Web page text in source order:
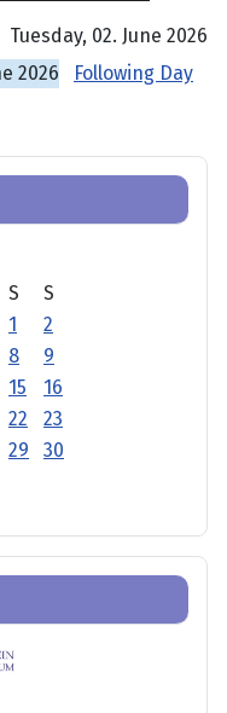
Tuesday, 02. June 2026
2026
Following Day
S
S
1
2
8
9
15
16
22
23
29
30